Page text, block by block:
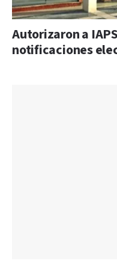
Autorizaron a
notificaciones